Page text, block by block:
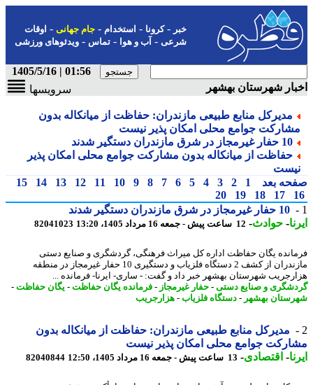
-کرونا-استخدام- جام جهانی-اوقات
شرعی-آب و هوا-تماس-ویدئوهای ورزشی
01:56 | 1405/5/16
شهرستان بهشهر
سرویسها
مدیرکل منابع طبیعی مازندران: حفاظت از میانکاله بدون
جوامع محلی امکان پذیر نیست
10 حفار غیرمجاز در شرق مازندران دستگیر شدند
حفاظت از میانکاله بدون مشارکت جوامع محلی امکان پذیر
بعد
1
2
3
4
5
6
7
8
9
10
11
12
13
14
15
17
18
19
20
10 حفار غیرمجاز در شرق مازندران دستگیر شدند
-حوادث -12 ساعت پیش - جمعه 16 مرداد 1405، 13:20 82041023
یگان حفاظت اداره کل میراث فرهنگی، گردشگری و صنایع دستی
مازندران از کشف 2 دستگاه فلزیاب و دستگیری 10 حفار غیرمجاز در منطقه
شهرستان بهشهر خبر داد و گفت: - ساری- ایرنا- فرمانده ...
و صنایع دستی-حفار غیرمجاز-فرمانده یگان حفاظت-یگان حفاظت-
بهشهر-دستگاه فلزیاب -هزارجریب
مدیرکل منابع طبیعی مازندران: حفاظت از میانکاله بدون
جوامع محلی امکان پذیر نیست
-اقتصادی-13 ساعت پیش - جمعه 16 مرداد 1405، 12:50 82040844